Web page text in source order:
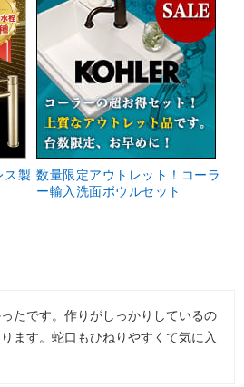
ス製 数量限定アウトレット！コーラ
ー輸入洗面ボウルセット
たです。作りがしっかりしているの
ます。蛇口もひねりやすくて気に入